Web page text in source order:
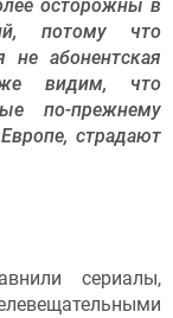
осторожны в
потому что
не абонентская
видим, что
по-прежнему
страдают
сериалы,